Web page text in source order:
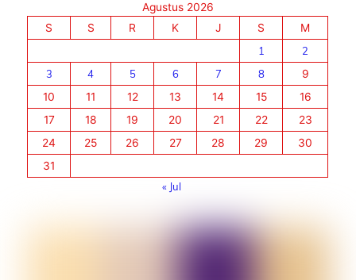
Agustus 2026
S
S R K J S
M
1
2
3
4 5 6 7 8
9
10
11 12 13 14 15
16
17
18 19 20 21 22
23
24
25 26 27 28 29
30
31
« Jul